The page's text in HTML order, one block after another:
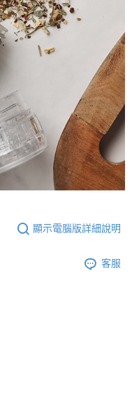
情形，本公司將視審查結果
。若發現惡意使用之情形，
額度並採取法律行動。
顯示電腦版詳細說明
客服